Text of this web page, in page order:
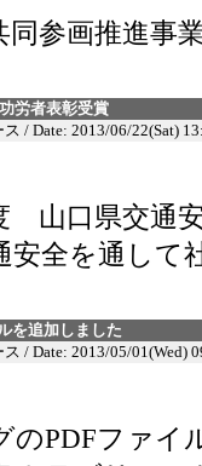
同参画推進事
労者表彰受賞
/ Date: 2013/06/22(Sat)
山口県交通
安全を通して
を追加しました
/ Date: 2013/05/01(Wed)
のPDFファイ